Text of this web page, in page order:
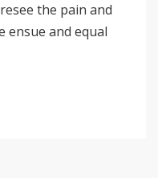
the pain and
ensue and equal